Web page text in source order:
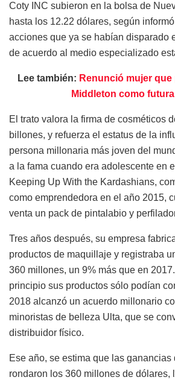
Coty INC subieron en la bolsa de
hasta los 12.22 dólares, según
acciones que ya se habían disparado
de acuerdo al medio especializado
Lee también: Renunció mujer
Middleton como
El trato valora la firma de cosméticos
billones, y refuerza el estatus de la
persona millonaria más joven del
a la fama cuando era adolescente en
Keeping Up With the Kardashians,
como emprendedora en el año 2015,
venta un pack de pintalabio y
Tres años después, su empresa
productos de maquillaje y registraba
360 millones, un 9% más que en
principio sus productos sólo podían
2018 alcanzó un acuerdo millonario
minoristas de belleza Ulta, que se
distribuidor físico.
Ese año, se estima que las ganancias
rondaron los 360 millones de dólares,